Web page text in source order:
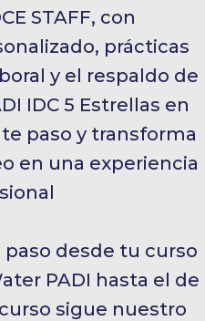
STAFF, con
prácticas
y el respaldo de
IDC 5 Estrellas en
paso y transforma
en una experiencia
paso desde tu curso
PADI hasta el de
sigue nuestro